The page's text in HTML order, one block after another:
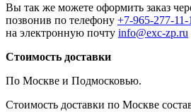
Вы так же можете оформить заказ
позвонив по телефону +7-965-277-11-
на электронную почту info@exc-zp.ru
Стоимость доставки
По Москве и Подмосковью.
Стоимость доставки по Москве